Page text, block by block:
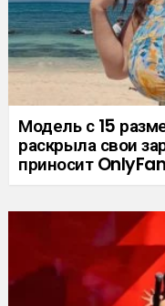
Модель с 15
раскрыла свои
приносит